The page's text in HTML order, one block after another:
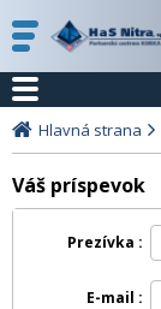
Hlavná strana
Váš príspevok
Prezívka
E-mail